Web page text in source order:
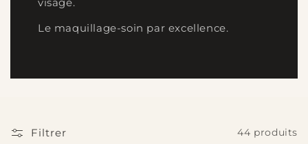
Le maquillage-soin par excellence.
Filtrer 44 produits